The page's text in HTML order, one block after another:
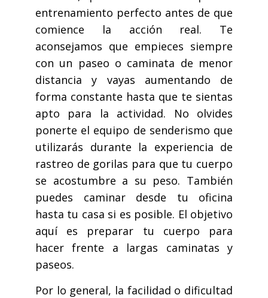
entrenamiento perfecto antes de que
comience la acción real. Te
aconsejamos que empieces siempre
con un paseo o caminata de menor
distancia y vayas aumentando de
forma constante hasta que te sientas
apto para la actividad. No olvides
ponerte el equipo de senderismo que
utilizarás durante la experiencia de
rastreo de gorilas para que tu cuerpo
se acostumbre a su peso. También
puedes caminar desde tu oficina
hasta tu casa si es posible. El objetivo
aquí es preparar tu cuerpo para
hacer frente a largas caminatas y
paseos.
Por lo general, la facilidad o dificultad